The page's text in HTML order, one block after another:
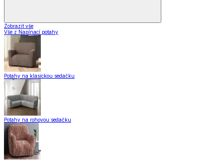
Zobrazit vše
Vše z Napínací potahy
Potahy na klasickou sedačku
Potahy na rohovou sedačku